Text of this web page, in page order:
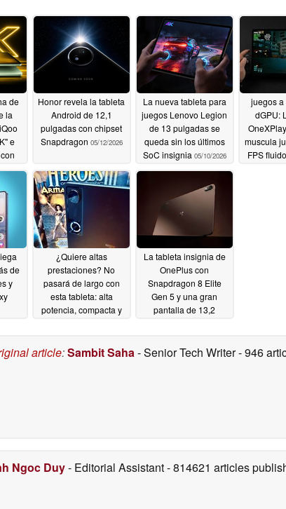
de
la
e
2026
Honor revela la tableta
Android de 12,1
pulgadas con chipset
Snapdragon 05/12/2026
La nueva tableta para
juegos Lenovo Legion
de 13 pulgadas se
queda sin los últimos
SoC insignia 05/10/2026
juegos a
dGPU:
muscula
FPS
de
y
¿Quiere altas
prestaciones? No
pasará de largo con
esta tableta: alta
potencia, compacta y
memoria05/06/2026
La tableta insignia de
OnePlus con
Snapdragon 8 Elite
Gen 5 y una gran
pantalla de 13,2
05/06/2026
article:Sambit Saha- Senior Tech Writer- 946
Ngoc Duy- Editorial Assistant- 814621 articles